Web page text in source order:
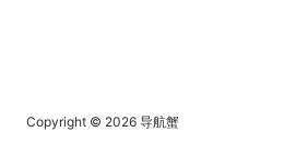
Copyright © 2026 导航蟹